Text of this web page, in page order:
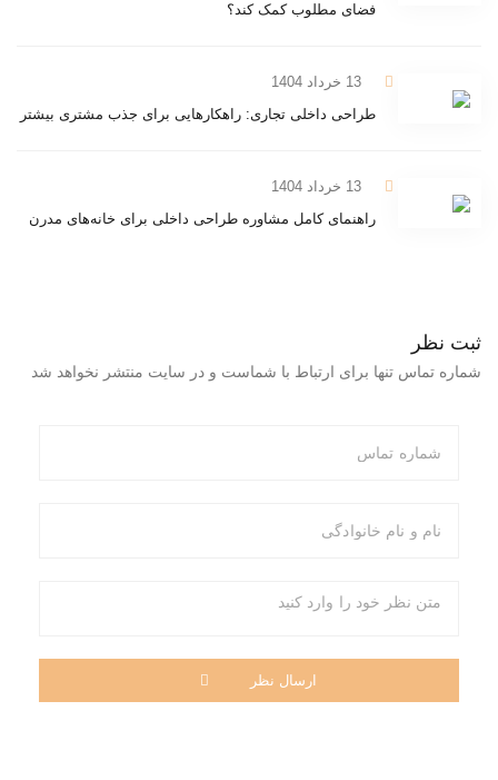
فضای مطلوب کمک کند؟
13 خرداد 1404
طراحی داخلی تجاری: راهکارهایی برای جذب مشتری بیشتر
13 خرداد 1404
راهنمای کامل مشاوره طراحی داخلی برای خانه‌های مدرن
ثبت نظر
شماره تماس تنها برای ارتباط با شماست و در سایت منتشر نخواهد شد
ارسال نظر